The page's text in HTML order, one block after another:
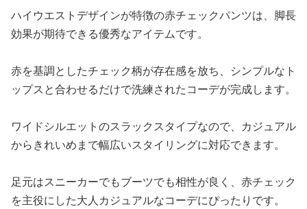
ハイウエストデザインが特徴の赤チェックパンツは、脚長
効果が期待できる優秀なアイテムです。
赤を基調としたチェック柄が存在感を放ち、シンプルなト
ップスと合わせるだけで洗練されたコーデが完成します。
ワイドシルエットのスラックスタイプなので、カジュアル
からきれいめまで幅広いスタイリングに対応できます。
足元はスニーカーでもブーツでも相性が良く、赤チェック
を主役にした大人カジュアルなコーデにぴったりです。